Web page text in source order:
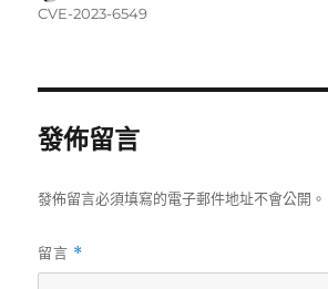
者
佈
CVE-2023-6549
發佈留言
發佈留言必須填寫的電子郵件地址不會公開。
留言 *